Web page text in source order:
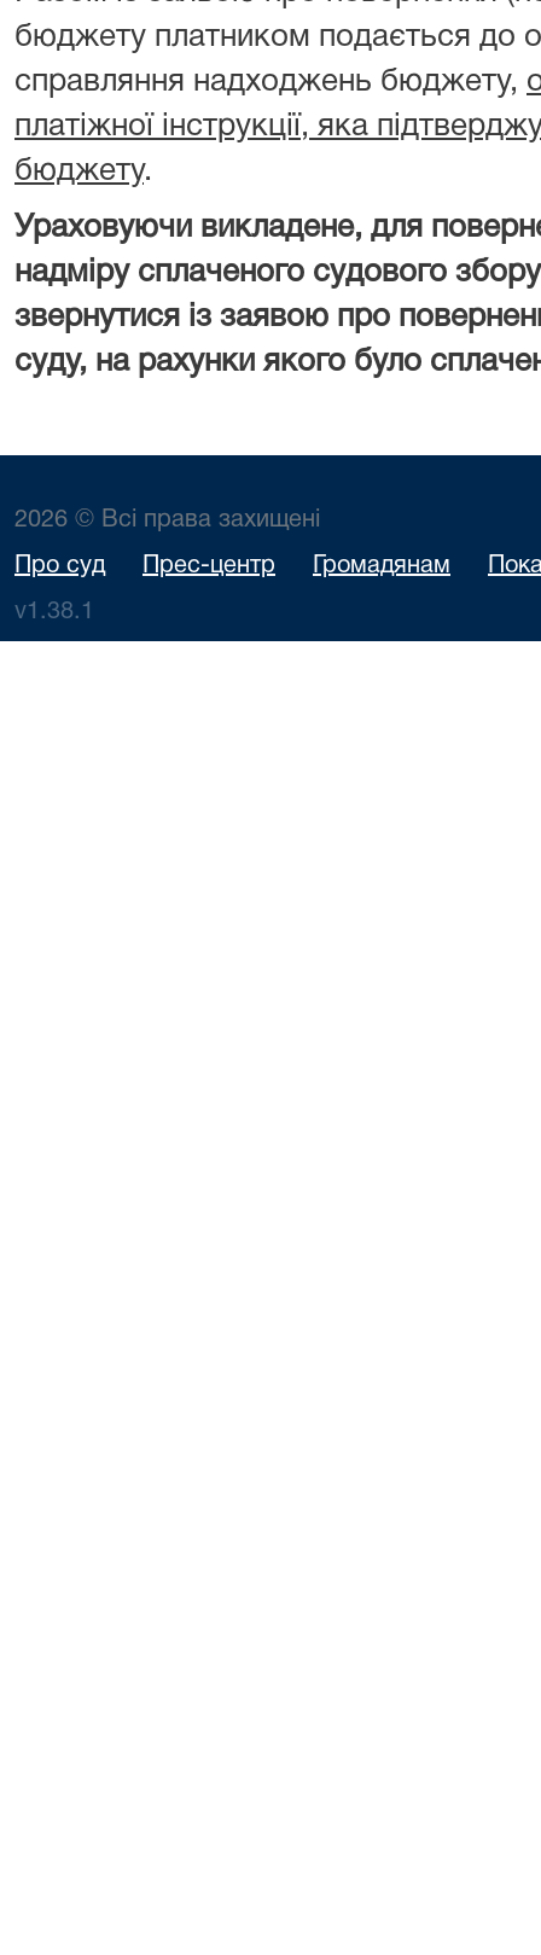
бюджету платником подається до
справляння надходжень бюджету,
платіжної інструкції, яка
бюджету.
Ураховуючи викладене, для
надміру сплаченого судового
звернутися із заявою про
суду, на рахунки якого було
2026 © Всі права захищені
Про суд Прес-центр Громадянам
v1.38.1